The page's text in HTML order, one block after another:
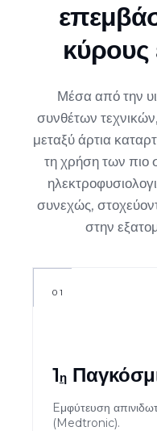
κύρους
Μέσα από την
συνθέτων
μεταξύ άρτια
τη χρήση των πιο
συνεχώς,
στην
01
1η
Eμφύτευση
(Medtronic).